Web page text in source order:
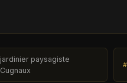
jardinier paysagiste
Cugnaux